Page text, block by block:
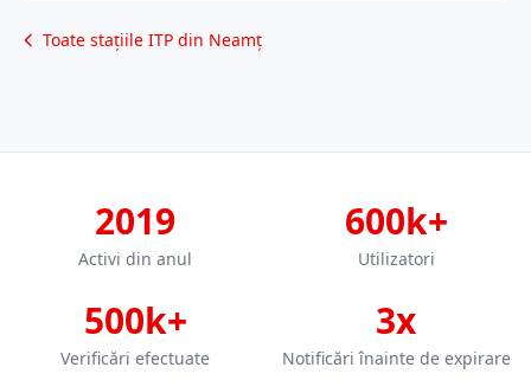
Toate stațiile ITP din Neamț
2019
Activi din anul
600k+
Utilizatori
500k+
Verificări efectuate
3x
Notificări înainte de expirare